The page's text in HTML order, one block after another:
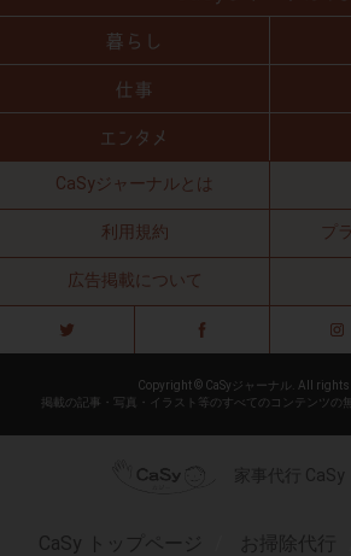
CaSyジャーナルとは
利用規約 プ
広告掲載について
Copyright © CaSyジャーナル. All rights
掲載の記事・写真・イラスト等のすべてのコンテンツの
家事代行 CaSy
CaSy トップページ お掃除代行